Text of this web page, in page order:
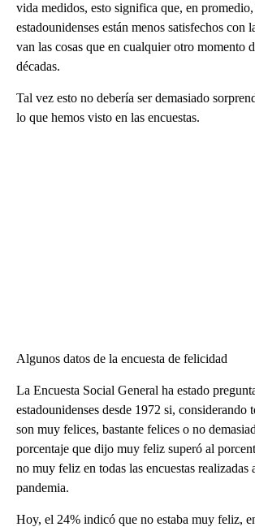
vida medidos, esto significa que, en
estadounidenses están menos satisfechos con
van las cosas que en cualquier otro momento
décadas.
Tal vez esto no debería ser demasiado
lo que hemos visto en las encuestas.
Algunos datos de la encuesta de felicidad
La Encuesta Social General ha estado
estadounidenses desde 1972 si, considerando
son muy felices, bastante felices o no
porcentaje que dijo muy feliz superó al
no muy feliz en todas las encuestas realizadas
pandemia.
Hoy, el 24% indicó que no estaba muy feliz,